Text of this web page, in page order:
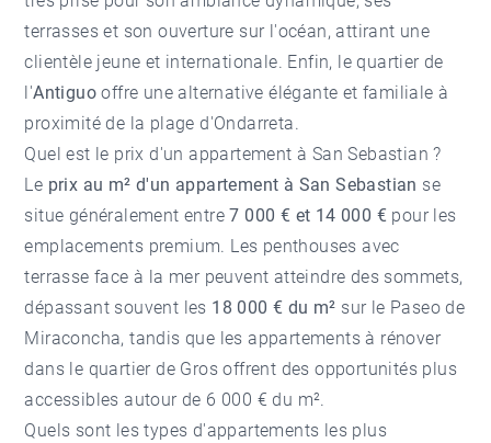
terrasses et son ouverture sur l'océan, attirant une
clientèle jeune et internationale. Enfin, le quartier de
l'Antiguo offre une alternative élégante et familiale à
proximité de la plage d'Ondarreta.
Quel est le prix d'un appartement à San Sebastian ?
Le prix au m² d'un appartement à San Sebastian se
situe généralement entre7 000 € et 14 000 € pour les
emplacements premium. Les penthouses avec
terrasse face à la mer peuvent atteindre des sommets,
dépassant souvent les 18 000 € du m² sur le Paseo de
Miraconcha, tandis que les appartements à rénover
dans le quartier de Gros offrent des opportunités plus
accessibles autour de 6 000 € du m².
Quels sont les types d'appartements les plus